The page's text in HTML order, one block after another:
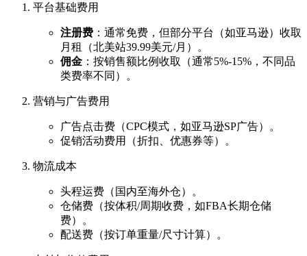
平台基础费用
注册费 ：通常免费，但部分平台（如亚马逊）收取
月租（北美站39.99美元/月）。
佣金 ：按销售额比例收取（通常5%-15%，不同品
类费率不同）。
营销与广告费用
广告点击费（CPC模式，如亚马逊SP广告）。
促销活动费用（折扣、优惠券等）。
物流成本
头程运费（国内至海外仓）。
仓储费（按体积/周期收费，如FBA长期仓储
费）。
配送费（按订单重量/尺寸计算）。